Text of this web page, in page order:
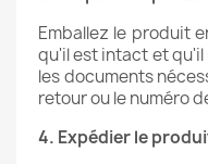
Emballez le produit
qu'il est intact et qu'il
les documents
retour ou le numéro
4. Expédier le